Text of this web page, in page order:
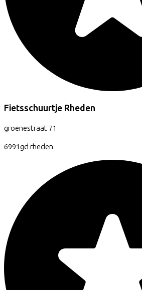
Fietsschuurtje Rheden
groenestraat 71
6991gd rheden